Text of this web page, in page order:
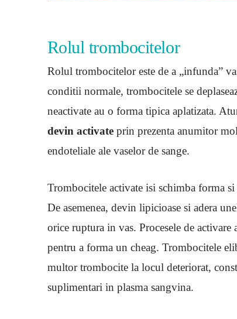
Rolul trombocitelor
Rolul trombocitelor este de a „infunda”
conditii normale, trombocitele se
neactivate au o forma tipica aplatizata.
devin activateprin prezenta anumitor
endoteliale ale vaselor de sange.
Trombocitele activate isi schimba forma
De asemenea, devin lipicioase si adera
orice ruptura in vas. Procesele de
pentru a forma un cheag. Trombocitele
multor trombocite la locul deteriorat,
suplimentari in plasma sangvina.